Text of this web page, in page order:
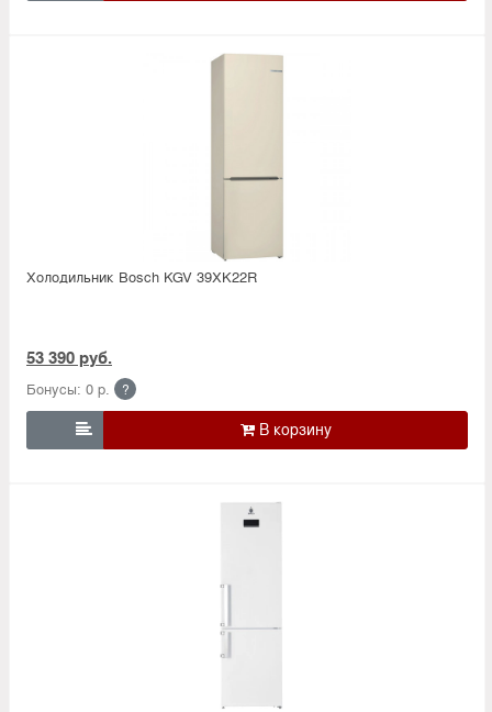
Холодильник Bosсh KGV 39XK22R
53 390 руб.
Бонусы: 0 р. ?
